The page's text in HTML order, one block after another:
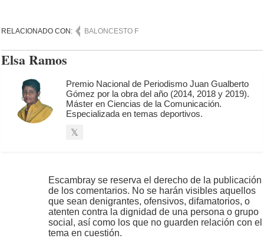
RELACIONADO CON: BALONCESTO F
Elsa Ramos
Premio Nacional de Periodismo Juan Gualberto
Gómez por la obra del año (2014, 2018 y 2019).
Máster en Ciencias de la Comunicación.
Especializada en temas deportivos.
Escambray se reserva el derecho de la publicación
de los comentarios. No se harán visibles aquellos
que sean denigrantes, ofensivos, difamatorios, o
atenten contra la dignidad de una persona o grupo
social, así como los que no guarden relación con el
tema en cuestión.